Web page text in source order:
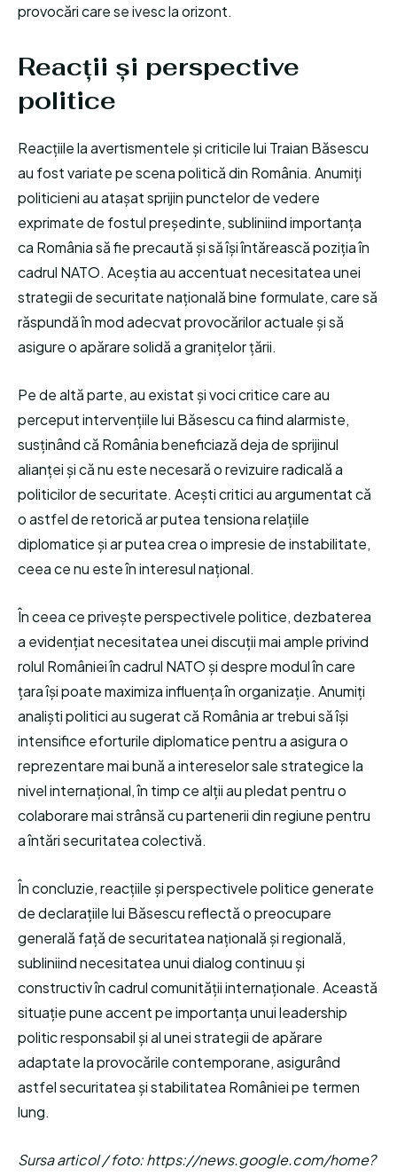
provocări care se ivesc la orizont.
Reacții și perspective
politice
Reacțiile la avertismentele și criticile lui Traian Băsescu
au fost variate pe scena politică din România. Anumiți
politicieni au atașat sprijin punctelor de vedere
exprimate de fostul președinte, subliniind importanța
ca România să fie precaută și să își întărească poziția în
cadrul NATO. Aceștia au accentuat necesitatea unei
strategii de securitate națională bine formulate, care să
răspundă în mod adecvat provocărilor actuale și să
asigure o apărare solidă a granițelor țării.
Pe de altă parte, au existat și voci critice care au
perceput intervențiile lui Băsescu ca fiind alarmiste,
susținând că România beneficiază deja de sprijinul
alianței și că nu este necesară o revizuire radicală a
politicilor de securitate. Acești critici au argumentat că
o astfel de retorică ar putea tensiona relațiile
diplomatice și ar putea crea o impresie de instabilitate,
ceea ce nu este în interesul național.
În ceea ce privește perspectivele politice, dezbaterea
a evidențiat necesitatea unei discuții mai ample privind
rolul României în cadrul NATO și despre modul în care
țara își poate maximiza influența în organizație. Anumiți
analiști politici au sugerat că România ar trebui să își
intensifice eforturile diplomatice pentru a asigura o
reprezentare mai bună a intereselor sale strategice la
nivel internațional, în timp ce alții au pledat pentru o
colaborare mai strânsă cu partenerii din regiune pentru
a întări securitatea colectivă.
În concluzie, reacțiile și perspectivele politice generate
de declarațiile lui Băsescu reflectă o preocupare
generală față de securitatea națională și regională,
subliniind necesitatea unui dialog continuu și
constructiv în cadrul comunității internaționale. Această
situație pune accent pe importanța unui leadership
politic responsabil și al unei strategii de apărare
adaptate la provocările contemporane, asigurând
astfel securitatea și stabilitatea României pe termen
lung.
Sursa articol / foto: https://news.google.com/home?